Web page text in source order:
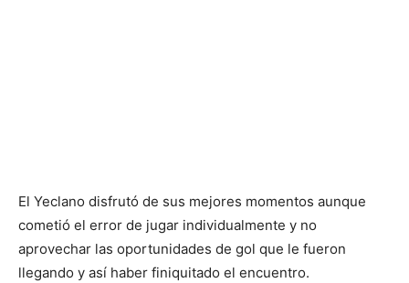
El Yeclano disfrutó de sus mejores momentos aunque
cometió el error de jugar individualmente y no
aprovechar las oportunidades de gol que le fueron
llegando y así haber finiquitado el encuentro.